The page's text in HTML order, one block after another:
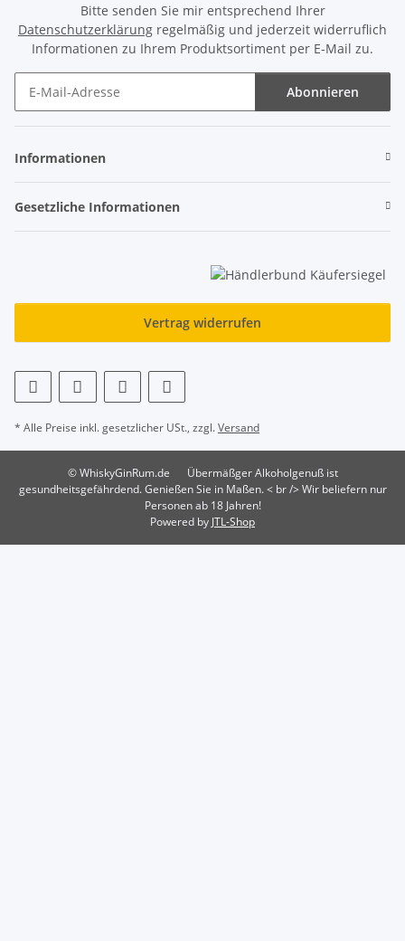
Bitte senden Sie mir entsprechend Ihrer
Datenschutzerklärung regelmäßig und jederzeit widerruflich
Informationen zu Ihrem Produktsortiment per E-Mail zu.
Abonnieren
Informationen
Gesetzliche Informationen
Vertrag widerrufen
* Alle Preise inkl. gesetzlicher USt., zzgl.Versand
© WhiskyGinRum.de
Übermäßger Alkoholgenuß ist
gesundheitsgefährdend. Genießen Sie in Maßen. < br /> Wir beliefern nur
Personen ab 18 Jahren!
Powered by JTL-Shop